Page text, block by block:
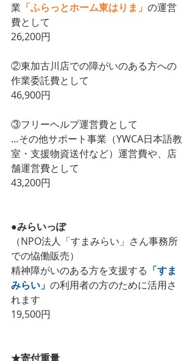
業 「ふらっとホーム東はりま」 の運営
費として
26,200円
②東加古川店での障がいのある方への
作業委託費として
46,900円
③フリーヘルプ運営費として
…その他サポート事業（YWCA日本語教
室・支援物資送付など）運営費や、店
舗運営費として
43,200円
●みらいっぽ
（NPO法人「すまみらい」さん事務所
での恊働販売）
精神障がいのある方を支援する 「すま
みらい」 の利用者の方のために活用さ
れます
19,500円
★寄付重量